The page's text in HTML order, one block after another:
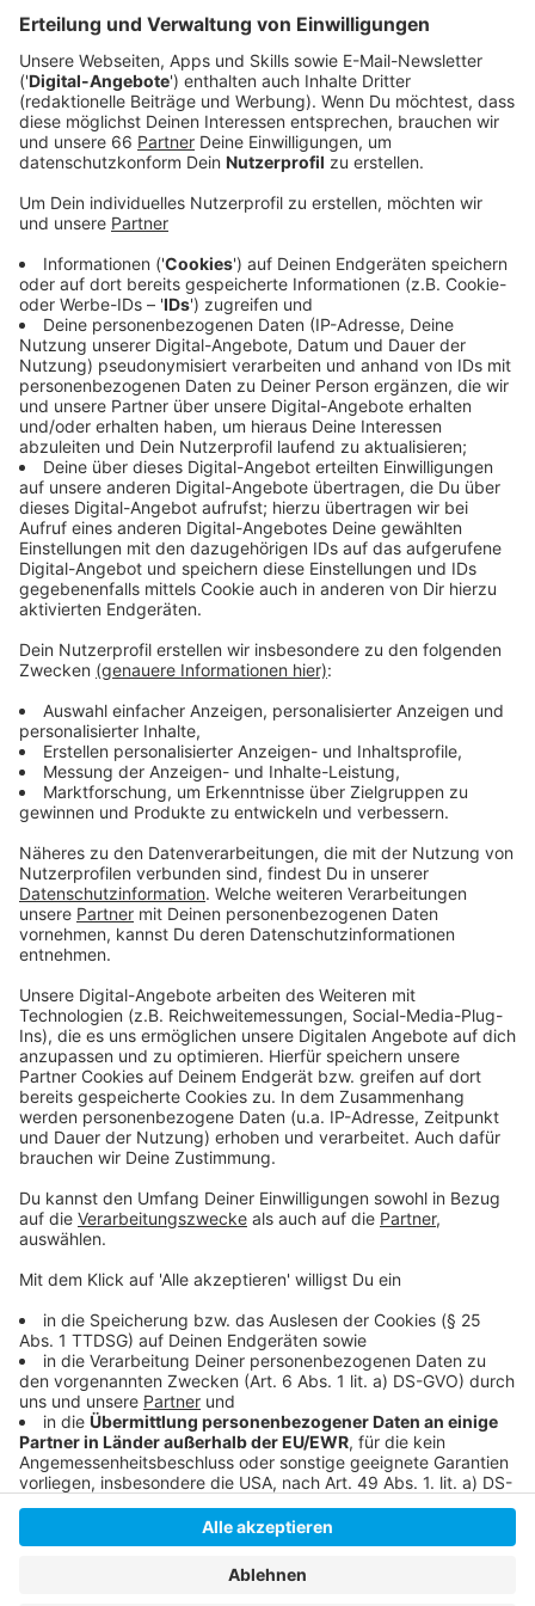
Anzeige
Fortuna verliert Testspiel gegen Feyenoord
Rotterdam
Anzeige
Der Gegner war dabei ein europäisches
Schwergewicht: der niederländische Erstligist und
Champions-League-TeilnehmerFeyenoord Rotterdam
Das Spiel fand aus Sicherheitsgründen ohne Zuschauer
statt.
Anzeige
Nächstes Testspiel gegen Bodø/Glimt
Anzeige
Fans, die ins Trainingslager mitgereist sind, können die
Fortuna übermorgen (9. Januar 2025) spielen sehen.
Dann trifft die Fortuna ab 15 Uhr in einem weiteren
Testspiel auf den amtierenden norwegischen Meister
FK Bodø/Glimt.
Anzeige
Weitere Infos und Links zum Thema:
Anzeige
Die Meldung der Fortuna zum Testspiel gegen
Rotterdam
Unsere Fortuna-Themenseite
Meldung vom 2. Januar 2025: Fortuna Düsseldorf
verleiht Jordy de Wijs
Fortuna Düsseldorf
Anzeige